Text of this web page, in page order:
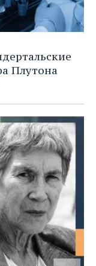
Плутона